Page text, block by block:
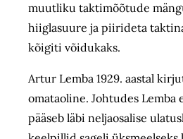
muutliku takti­mõõtude
hiiglasuure ja piirideta
kõigiti võidukaks.
Artur Lemba 1929. aastal
omataoline. Johtudes
pääseb läbi nelja­osalise